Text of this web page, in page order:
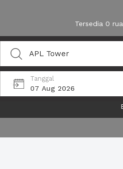
Tersedia 0
Tanggal
07 Aug 2026